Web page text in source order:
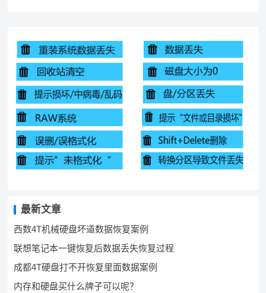
最新文章
西数4T机械硬盘坏道数据恢复案例
联想笔记本一键恢复后数据丢失恢复过程
成都4T硬盘打不开恢复里面数据案例
内存和硬盘买什么牌子可以呢？